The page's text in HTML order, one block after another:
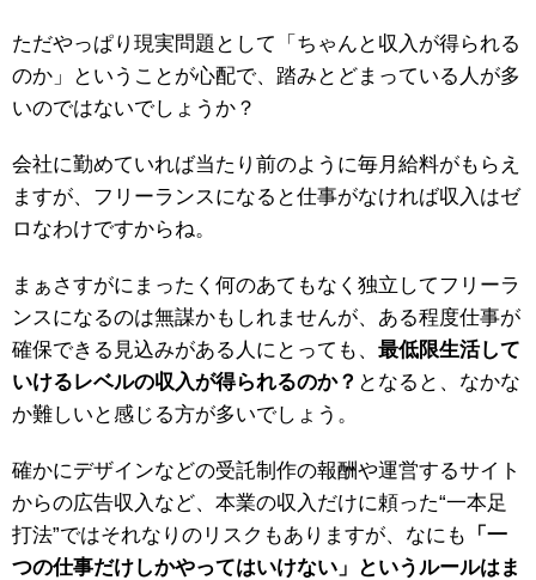
ただやっぱり現実問題として「ちゃんと収入が得られる
のか」ということが心配で、踏みとどまっている人が多
いのではないでしょうか？
会社に勤めていれば当たり前のように毎月給料がもらえ
ますが、フリーランスになると仕事がなければ収入はゼ
ロなわけですからね。
まぁさすがにまったく何のあてもなく独立してフリーラ
ンスになるのは無謀かもしれませんが、ある程度仕事が
確保できる見込みがある人にとっても、 最低限生活して
いけるレベルの収入が得られるのか？ となると、なかな
か難しいと感じる方が多いでしょう。
確かにデザインなどの受託制作の報酬や運営するサイト
からの広告収入など、本業の収入だけに頼った“一本足
打法”ではそれなりのリスクもありますが、なにも
「一
つの仕事だけしかやってはいけない」というルールはま